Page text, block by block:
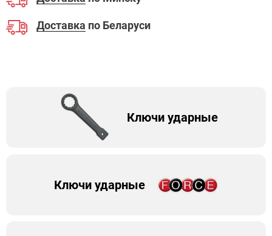
Доставка по Беларуси
Ключи ударные
Ключи ударные